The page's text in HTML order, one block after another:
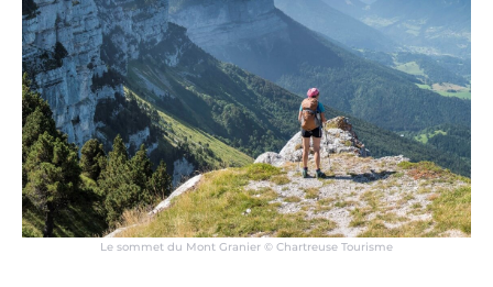
Le sommet du Mont Granier © Chartreuse Tourisme